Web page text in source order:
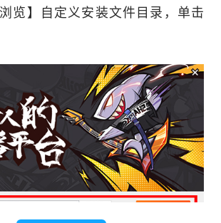
】自定义安装文件目录，单击